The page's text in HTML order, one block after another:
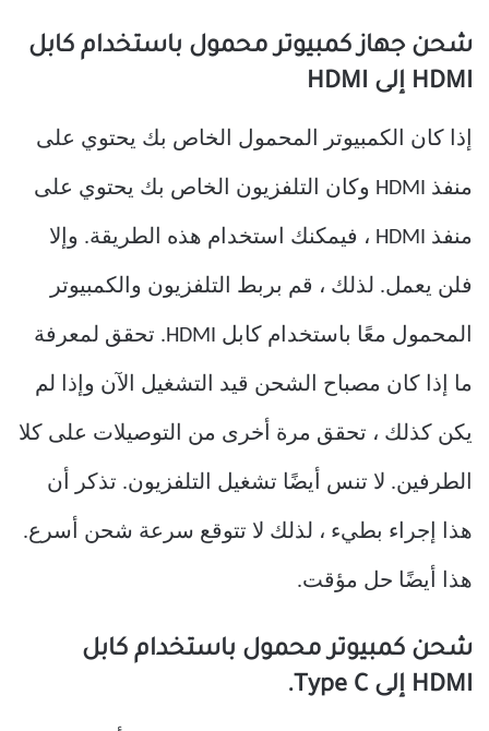
شحن جهاز كمبيوتر محمول باستخدام كابل
HDMI إلى HDMI
إذا كان الكمبيوتر المحمول الخاص بك يحتوي على
منفذ HDMI وكان التلفزيون الخاص بك يحتوي على
منفذ HDMI ، فيمكنك استخدام هذه الطريقة. وإلا
فلن يعمل. لذلك ، قم بربط التلفزيون والكمبيوتر
المحمول معًا باستخدام كابل HDMI. تحقق لمعرفة
ما إذا كان مصباح الشحن قيد التشغيل الآن وإذا لم
يكن كذلك ، تحقق مرة أخرى من التوصيلات على كلا
الطرفين. لا تنس أيضًا تشغيل التلفزيون. تذكر أن
هذا إجراء بطيء ، لذلك لا تتوقع سرعة شحن أسرع.
هذا أيضًا حل مؤقت.
شحن كمبيوتر محمول باستخدام كابل
HDMI إلى Type C.